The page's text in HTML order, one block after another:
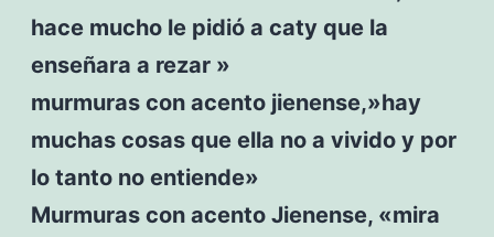
hace mucho le pidió a caty que la
enseñara a rezar »
murmuras con acento jienense,»hay
muchas cosas que ella no a vivido y por
lo tanto no entiende»
Murmuras con acento Jienense, «mira